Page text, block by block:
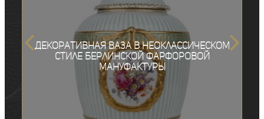
Декоративная ваза в неоклассическом
стиле Берлинской фарфоровой
мануфактуры